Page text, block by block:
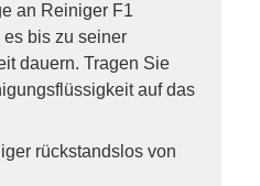
an Reiniger F1
bis zu seiner
dauern. Tragen Sie
auf das
rückstandslos von